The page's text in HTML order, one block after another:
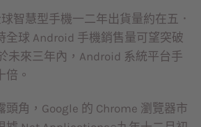
智慧型手機一二年出貨量約在五．
全球 Android 手機銷售量可望突破
未來三年內，Android 系統平台手
倍。
頭角，Google 的 Chrome 瀏覽器市